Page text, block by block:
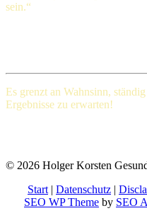
sein.“
Es grenzt an Wahnsinn,
Ergebnisse zu erwarten!
© 2026 Holger Korsten
Start | Datenschutz |
SEO WP Theme by SEO